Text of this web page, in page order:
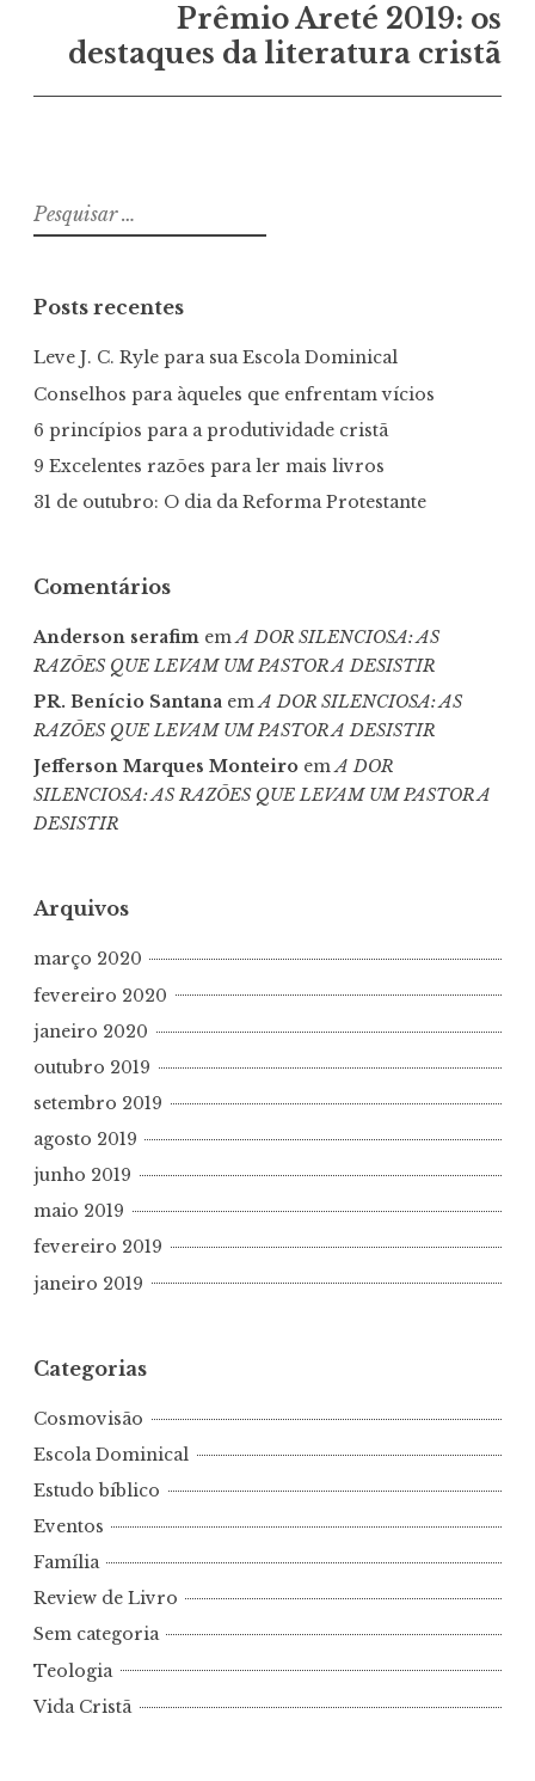
Prêmio Areté 2019: os
destaques da literatura cristã
Pesquisar
por:
Posts recentes
Leve J. C. Ryle para sua Escola Dominical
Conselhos para àqueles que enfrentam vícios
6 princípios para a produtividade cristã
9 Excelentes razões para ler mais livros
31 de outubro: O dia da Reforma Protestante
Comentários
Anderson serafim emA DOR SILENCIOSA: AS
RAZÕES QUE LEVAM UM PASTOR A DESISTIR
PR. Benício Santana emA DOR SILENCIOSA: AS
RAZÕES QUE LEVAM UM PASTOR A DESISTIR
Jefferson Marques Monteiro emA DOR
SILENCIOSA: AS RAZÕES QUE LEVAM UM PASTOR A
DESISTIR
Arquivos
março 2020
fevereiro 2020
janeiro 2020
outubro 2019
setembro 2019
agosto 2019
junho 2019
maio 2019
fevereiro 2019
janeiro 2019
Categorias
Cosmovisão
Escola Dominical
Estudo bíblico
Eventos
Família
Review de Livro
Sem categoria
Teologia
Vida Cristã